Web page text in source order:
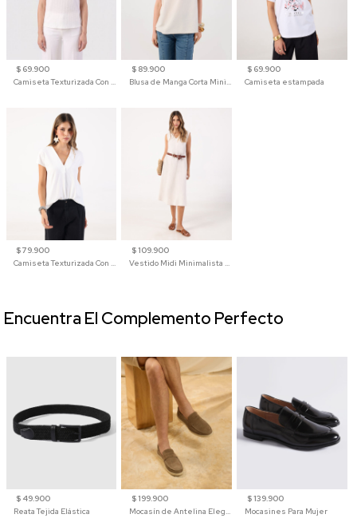
$ 69.900
$ 89.900
$ 69.900
Camiseta estampada
$ 79.900
$ 109.900
$ 49.900
Reata Tejida Elástica
$ 199.900
Mocasín de Antelina Elegante con Suela de Contraste Para Hombre
$ 139.900
Mocasines Para Mujer
Encuentra El Complemento Perfecto